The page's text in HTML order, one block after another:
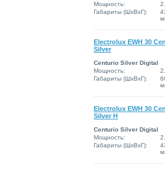
Мощность:
Габариты (ШxВxГ):
Electrolux EWH 30
Silver
Centurio Silver Digital
Мощность:
Габариты (ШxВxГ):
Electrolux EWH 30
Silver H
Centurio Silver Digital
Мощность:
Габариты (ШxВxГ):